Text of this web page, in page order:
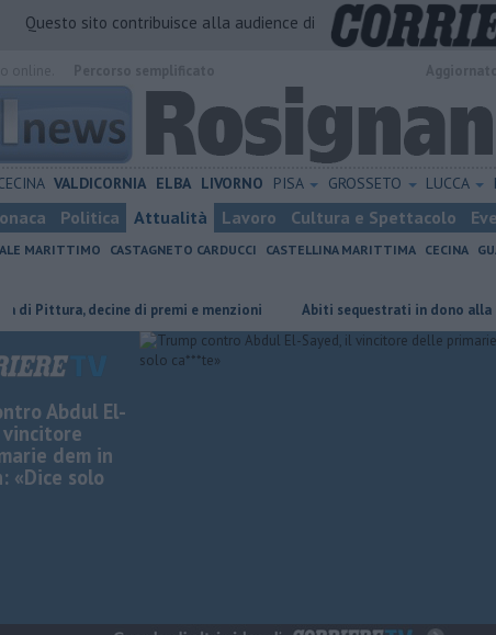
Questo sito contribuisce alla audience di
VALDICORNIA ELBA LIVORNO PISA GROSSETO LUCCA
Politica Attualità Lavoro Cultura e Spettacolo
MARITTIMO CASTAGNETO CARDUCCI CASTELLINA MARITTIMA CECINA
decine di premi e menzioni Abiti sequestrati in dono alla Caritas
Abdul El-
vincitore
dem in
«Dice solo